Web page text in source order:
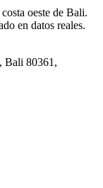
oeste de Bali.
en datos reales.
Bali 80361,